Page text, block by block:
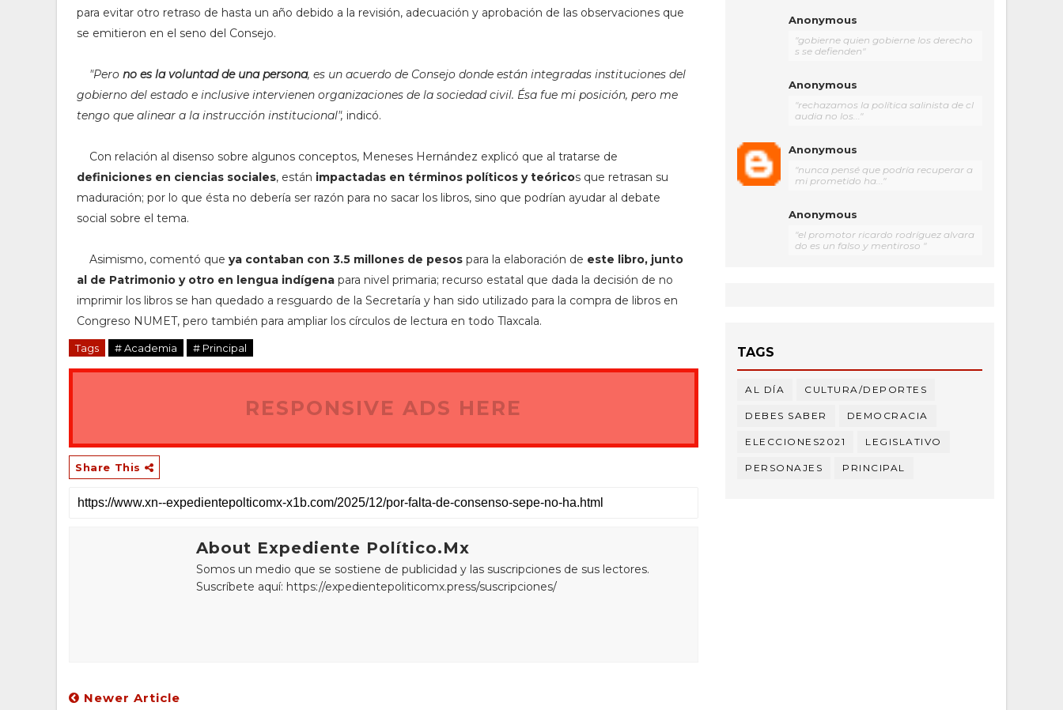
para evitar otro retraso de hasta un año debido a la revisión, adecuación y aprobación de las observaciones que
se emitieron en el seno del Consejo.
"Pero no es la voluntad de una persona, es un acuerdo de Consejo donde están integradas instituciones del
gobierno del estado e inclusive intervienen organizaciones de la sociedad civil. Ésa fue mi posición, pero me
tengo que alinear a la instrucción institucional", indicó.
Con relación al disenso sobre algunos conceptos, Meneses Hernández explicó que al tratarse de
definiciones en ciencias sociales, están impactadas en términos políticos y teóricos que retrasan su
maduración; por lo que ésta no debería ser razón para no sacar los libros, sino que podrían ayudar al debate
social sobre el tema.
Asimismo, comentó que ya contaban con 3.5 millones de pesos para la elaboración de este libro, junto
al de Patrimonio y otro en lengua indígena para nivel primaria; recurso estatal que dada la decisión de no
imprimir los libros se han quedado a resguardo de la Secretaría y han sido utilizado para la compra de libros en
Congreso NUMET, pero también para ampliar los círculos de lectura en todo Tlaxcala.
Tags # Academia # Principal
RESPONSIVE ADS HERE
Share This
About Expediente Político.Mx
Somos un medio que se sostiene de publicidad y las suscripciones de sus lectores.
Suscríbete aquí: https://expedientepoliticomx.press/suscripciones/
Newer Article
Anonymous
"gobierne quien gobierne los derecho
s se defienden"
Anonymous
"rechazamos la política salinista de cl
audia no los..."
Anonymous
"nunca pensé que podría recuperar a
mi prometido ha..."
Anonymous
"el promotor ricardo rodríguez alvara
do es un falso y mentiroso "
TAGS
AL DÍA CULTURA/DEPORTES
DEBES SABER DEMOCRACIA
ELECCIONES2021 LEGISLATIVO
PERSONAJES PRINCIPAL